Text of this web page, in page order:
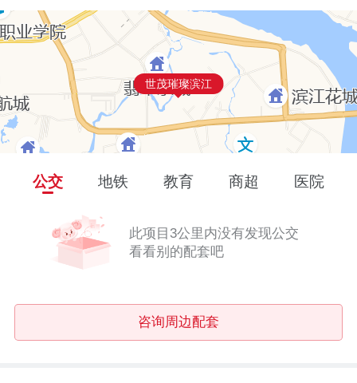
世茂璀璨滨江
公交 地铁 教育 商超 医院
此项目3公里内没有发现公交
看看别的配套吧
咨询周边配套